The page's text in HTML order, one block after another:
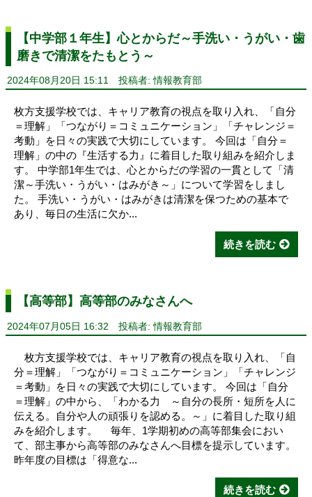
【中学部１年生】心とからだ～手洗い・うがい・歯
磨きで清潔をたもとう～
2024年08月20日 15:11 投稿者: 情報教育部
枚方支援学校では、キャリア教育の視点を取り入れ、「自分
＝理解」「つながり＝コミュニケーション」「チャレンジ＝
考動」を日々の実践で大切にしています。 今回は「自分＝
理解」の中の『生活する力』に着目した取り組みを紹介しま
す。 中学部1年生では、心とからだの学習の一貫として「清
潔～手洗い・うがい・はみがき～」について学習をしまし
た。 手洗い・うがい・はみがきは清潔を保つための基本で
あり、毎日の生活に欠か...
続きを読む
【高等部】高等部のみなさんへ
2024年07月05日 16:32 投稿者: 情報教育部
枚方支援学校では、キャリア教育の視点を取り入れ、「自
分＝理解」「つながり＝コミュニケーション」「チャレンジ
＝考動」を日々の実践で大切にしています。 今回は「自分
＝理解」の中から、「わかる力 ～自分の長所・短所を人に
伝える。自分や人の頑張りを認める。～」に着目した取り組
みを紹介します。 毎年、1学期初めの高等部集会におい
て、部主事から高等部のみなさんへ目標を提示しています。
昨年度の目標は「得意な...
続きを読む